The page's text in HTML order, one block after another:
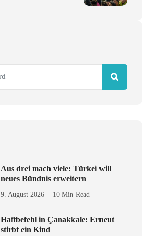
Aus drei mach viele: Türkei will
neues Bündnis erweitern
9. August 2026 10 Min Read
Haftbefehl in Çanakkale: Erneut
stirbt ein Kind